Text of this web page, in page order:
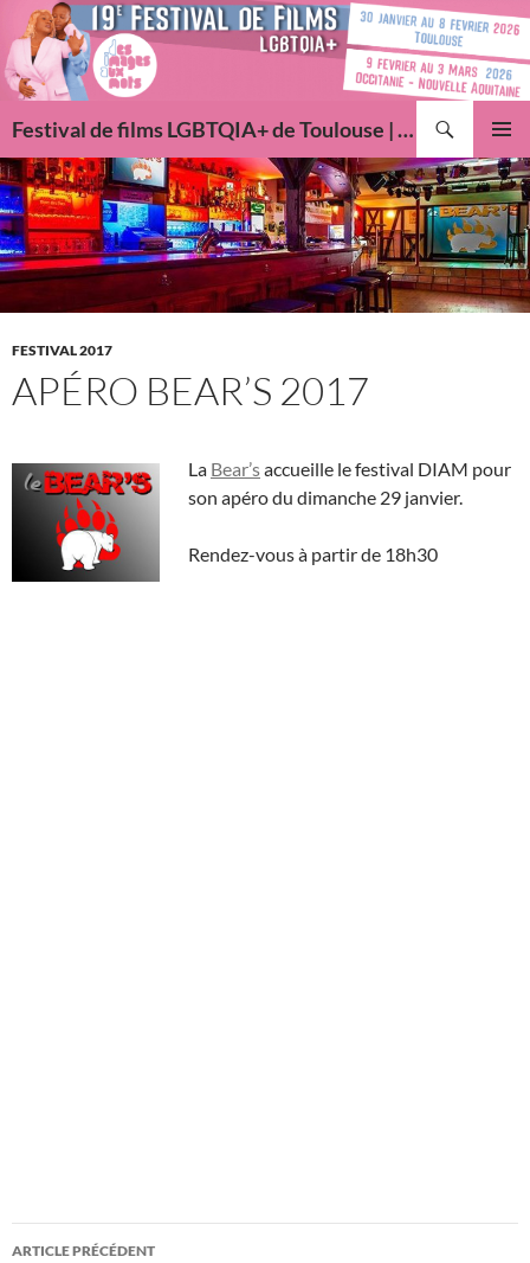
Aller
au
contenu
Festival de films LGBTQIA+ de Toulouse | Des Images Aux Mots
MENU
FESTIVAL 2017
APÉRO BEAR’S 2017
La Bear’saccueille le festival DIAM pour
son apéro du dimanche 29 janvier.
Rendez-vous à partir de 18h30
Navigation
ARTICLE PRÉCÉDENT